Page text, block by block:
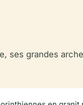
ses grandes